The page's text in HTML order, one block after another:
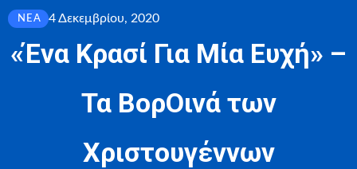
ΝΈΑ 4 Δεκεμβρίου, 2020
«Ένα Κρασί Για Μία Ευχή» –
Τα ΒορΟινά των
Χριστουγέννων